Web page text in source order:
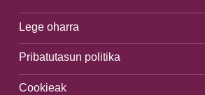
Lege oharra
Pribatutasun politika
Cookieak